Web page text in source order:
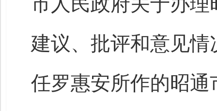
建议、批评和意见
任罗惠安所作的昭